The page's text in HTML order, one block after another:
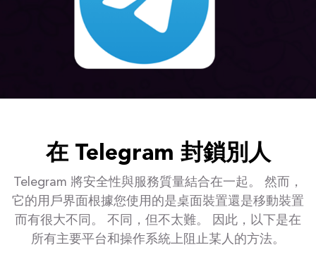
在 Telegram 封鎖別人
Telegram 將安全性與服務質量結合在一起。 然而，
它的用戶界面根據您使用的是桌面裝置還是移動裝置
而有很大不同。 不同，但不太難。 因此，以下是在
所有主要平台和操作系統上阻止某人的方法。